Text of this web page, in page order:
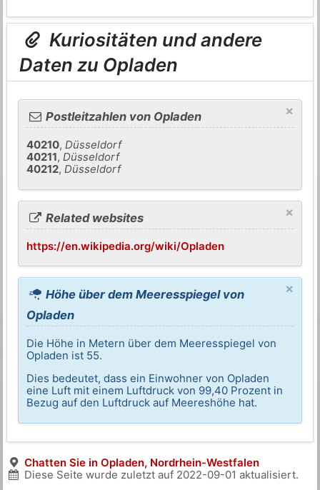
Kuriositäten und andere
Daten zu Opladen
×
Postleitzahlen von Opladen
40210,Düsseldorf
40211,Düsseldorf
40212,Düsseldorf
×
Related websites
https://en.wikipedia.org/wiki/Opladen
×
Höhe über dem Meeresspiegel von
Opladen
Die Höhe in Metern über dem Meeresspiegel von
Opladen ist 55.
Dies bedeutet, dass ein Einwohner von Opladen
eine Luft mit einem Luftdruck von 99,40 Prozent in
Bezug auf den Luftdruck auf Meereshöhe hat.
Chatten Sie in Opladen, Nordrhein-Westfalen
Diese Seite wurde zuletzt auf 2022-09-01 aktualisiert.